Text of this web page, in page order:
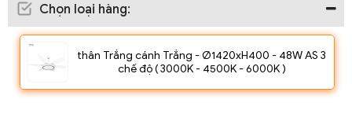
Chọn loại hàng:
thân Trắng cánh Trắng - Ø1420xH400 - 48W AS 3
chế độ ( 3000K - 4500K - 6000K )